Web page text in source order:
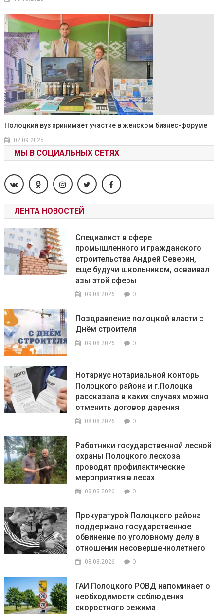
Полоцкий вуз принимает участие в женском бизнес-форуме
02.09.2025
МЫ В СОЦИАЛЬНЫХ СЕТЯХ
ЛЕНТА НОВОСТЕЙ
Специалист в сфере
промышленного и гражданского
строительства Андрей Северин,
еще будучи школьником, осваивал
азы этой сферы
09.08.2026 0
Поздравление полоцкой власти с
Днём строителя
09.08.2026 0
Нотариус нотариальной конторы
Полоцкого района и г.Полоцка
рассказала в каких случаях можно
отменить договор дарения
08.08.2026 0
Работники государственной лесной
охраны Полоцкого лесхоза
проводят профилактические
мероприятия в лесах
08.08.2026 0
Прокуратурой Полоцкого района
поддержано государственное
обвинение по уголовному делу в
отношении несовершеннолетнего
08.08.2026 0
ГАИ Полоцкого РОВД напоминает о
необходимости соблюдения
скоростного режима